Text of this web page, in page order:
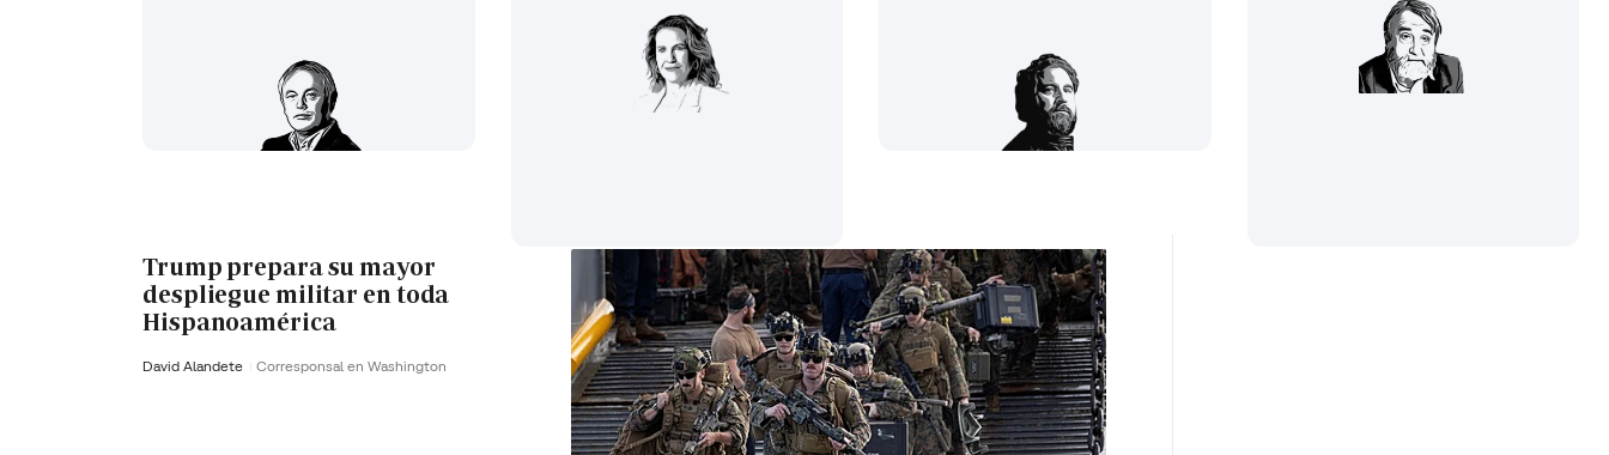
Trump prepara su mayor
despliegue militar en toda
Hispanoamérica
David Alandete Corresponsal en Washington